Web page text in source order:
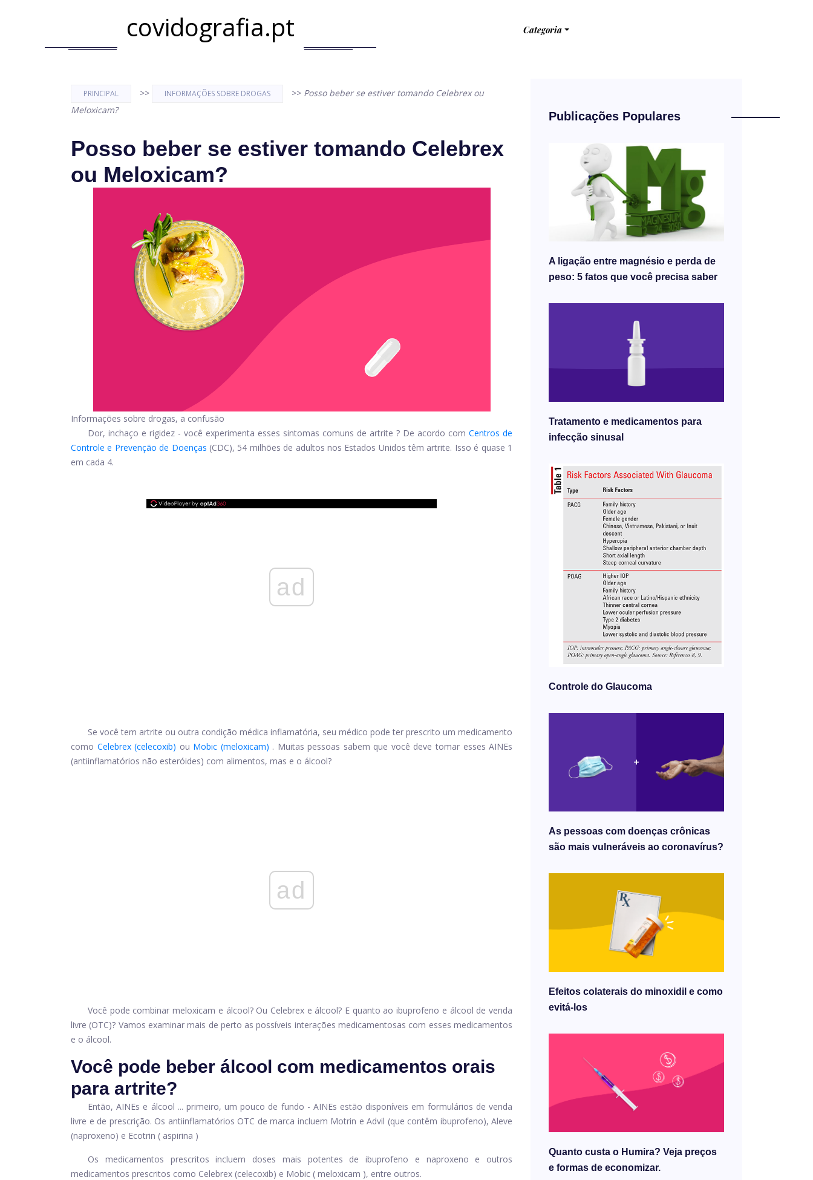
covidografia.pt Categoria
PRINCIPAL >> INFORMAÇÕES SOBRE DROGAS >> Posso beber se estiver tomando Celebrex ou
Meloxicam?
Posso beber se estiver tomando Celebrex
ou Meloxicam?
Informações sobre drogas, a confusão
Dor, inchaço e rigidez - você experimenta esses sintomas comuns de artrite ? De acordo com Centros de
Controle e Prevenção de Doenças (CDC), 54 milhões de adultos nos Estados Unidos têm artrite. Isso é quase 1
em cada 4.
ad
Se você tem artrite ou outra condição médica inflamatória, seu médico pode ter prescrito um medicamento
como Celebrex (celecoxib) ou Mobic (meloxicam) . Muitas pessoas sabem que você deve tomar esses AINEs
(antiinflamatórios não esteróides) com alimentos, mas e o álcool?
ad
Você pode combinar meloxicam e álcool? Ou Celebrex e álcool? E quanto ao ibuprofeno e álcool de venda
livre (OTC)? Vamos examinar mais de perto as possíveis interações medicamentosas com esses medicamentos
e o álcool.
Você pode beber álcool com medicamentos orais
para artrite?
Então, AINEs e álcool ... primeiro, um pouco de fundo - AINEs estão disponíveis em formulários de venda
livre e de prescrição. Os antiinflamatórios OTC de marca incluem Motrin e Advil (que contêm ibuprofeno), Aleve
(naproxeno) e Ecotrin ( aspirina )
Os medicamentos prescritos incluem doses mais potentes de ibuprofeno e naproxeno
e outros
medicamentos prescritos como Celebrex (celecoxib) e Mobic ( meloxicam ), entre outros.
Publicações Populares
A ligação entre magnésio e perda de
peso: 5 fatos que você precisa saber
Tratamento e medicamentos para
infecção sinusal
Controle do Glaucoma
As pessoas com doenças crônicas
são mais vulneráveis ​​ao coronavírus?
Efeitos colaterais do minoxidil e como
evitá-los
Quanto custa o Humira? Veja preços
e formas de economizar.